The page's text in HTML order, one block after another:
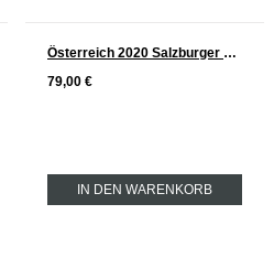
Österreich 2020 Salzburger Festspiele Silber 20 € TELLERPRÄGUNG
79,00 €
IN DEN WARENKORB